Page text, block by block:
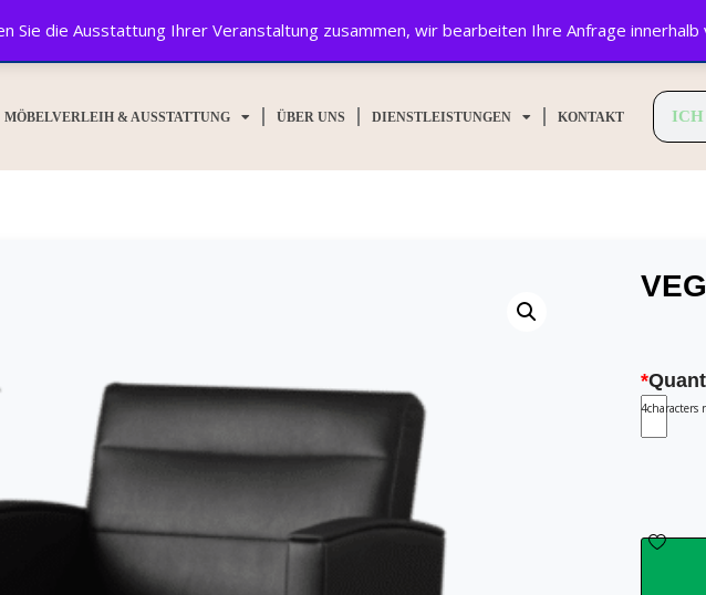
Sie die Ausstattung Ihrer Veranstaltung zusammen, wir bearbeiten Ihre Anfrage innerhalb
reserved.
MÖBELVERLEIH & AUSSTATTUNG ÜBER UNS DIENSTLEISTUNGEN KONTAKT
*
4characters